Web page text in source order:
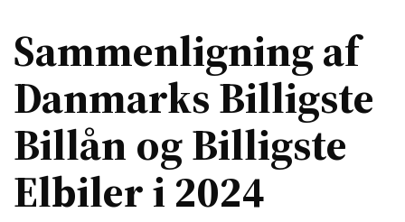
Sammenligning af
Danmarks Billigste
Billån og Billigste
Elbiler i 2024